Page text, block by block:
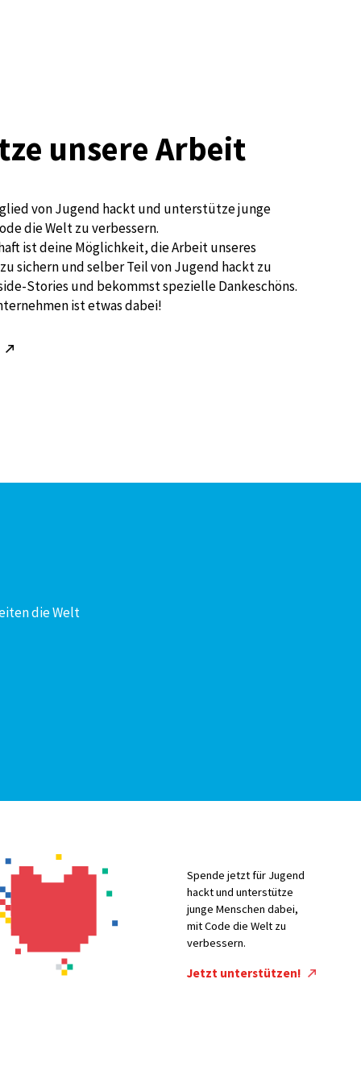
unsere Arbeit
von Jugend hackt und unterstütze junge
die Welt zu verbessern.
ist deine Möglichkeit, die Arbeit unseres
sichern und selber Teil von Jugend hackt zu
Stories und bekommst spezielle Dankeschöns.
ist etwas dabei!
die Welt
Spende jetzt für Jugend
hackt und unterstütze
junge Menschen dabei,
mit Code die Welt zu
verbessern.
Jetzt unterstützen!